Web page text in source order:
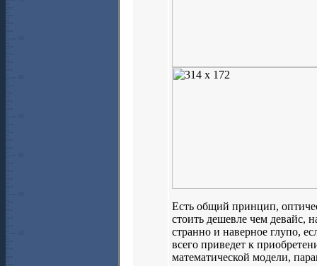
Есть общий принцип,
стоить дешевле чем девайс,
странно и наверное глупо,
всего приведет к
математической модели,